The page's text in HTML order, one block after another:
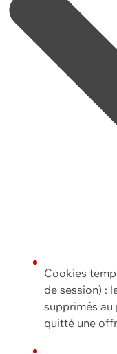
Cookies
de session) :
supprimés au
quitté une